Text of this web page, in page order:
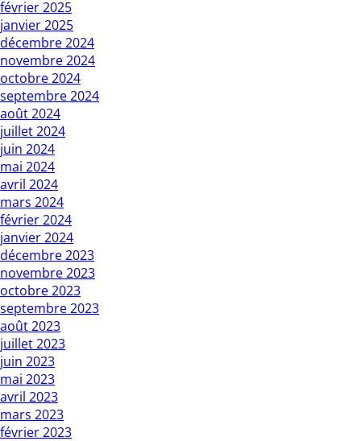
février 2025
janvier 2025
décembre 2024
novembre 2024
octobre 2024
septembre 2024
août 2024
juillet 2024
juin 2024
mai 2024
avril 2024
mars 2024
février 2024
janvier 2024
décembre 2023
novembre 2023
octobre 2023
septembre 2023
août 2023
juillet 2023
juin 2023
mai 2023
avril 2023
mars 2023
février 2023